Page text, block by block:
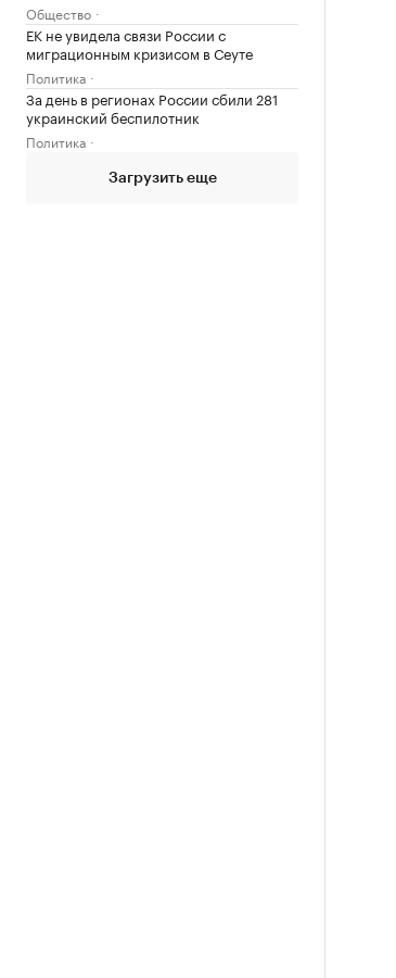
Общество
ЕК не увидела связи России с
миграционным кризисом в Сеуте
Политика
За день в регионах России сбили 281
украинский беспилотник
Политика
Загрузить еще